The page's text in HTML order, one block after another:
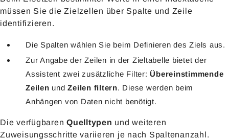
müssen Sie die Zielzellen über Spalte und Zeile
identifizieren.
Die Spalten wählen Sie beim Definieren des Ziels aus.
Zur Angabe der Zeilen in der Zieltabelle bietet der
Assistent zwei zusätzliche Filter: Übereinstimmende
Zeilen undZeilen filtern. Diese werden beim
Anhängen von Daten nicht benötigt.
Die verfügbaren Quelltypen und weiteren
Zuweisungsschritte variieren je nach Spaltenanzahl.